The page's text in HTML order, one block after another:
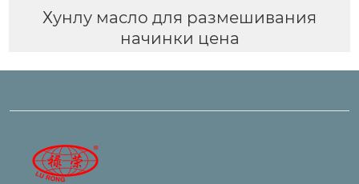
Хунлу масло для размешивания
начинки цена